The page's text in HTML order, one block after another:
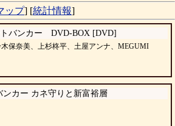
ップ] [統計情報]
トバンカー DVD-BOX [DVD]
保奈美、上杉柊平、土屋アンナ、MEGUMI
ンカー カネ守りと新富裕層